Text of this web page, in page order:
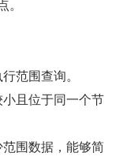
范围查询。
且位于同一个节
围数据，能够简